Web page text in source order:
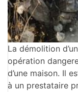
La démolition
opération
d’une maison. Il
à un prestataire